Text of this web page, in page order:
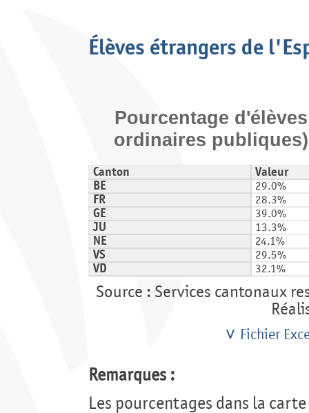
Élèves étrangers de
Pourcentage
ordinaires
Canton
Valeur
BE
29.0%
FR 28.3%
GE 39.0%
JU 13.3%
NE 24.1%
VS 29.5%
VD 32.1%
Source : Services cantonaux
Fichier
Remarques :
Les pourcentages dans la